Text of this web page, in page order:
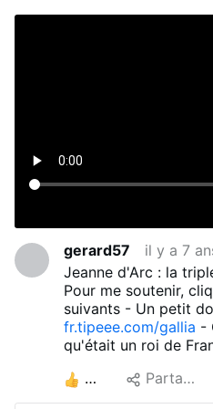
gerard57
il y a 7
Jeanne d'Arc : la
Pour me soutenir,
suivants - Un petit
fr.tipeee.com/gallia -
qu'était un roi de
vie de Charlemagne"
www.payfacile.com/
Partager